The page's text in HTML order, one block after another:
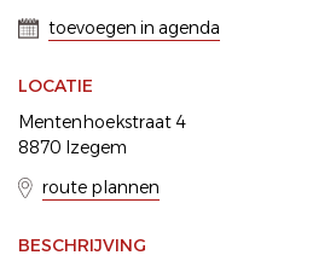
toevoegen in agenda
LOCATIE
Mentenhoekstraat 4
8870 Izegem
route plannen
BESCHRIJVING